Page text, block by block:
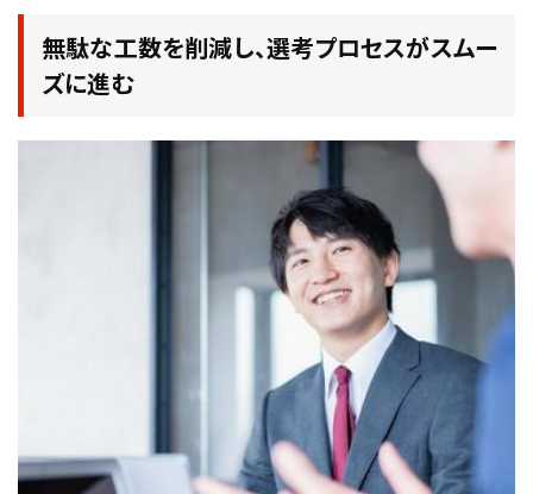
無駄な工数を削減し、選考プロセスがスムー
ズに進む